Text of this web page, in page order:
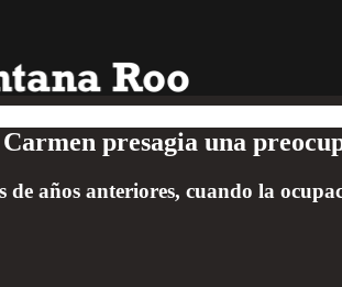
presagia una
años anteriores, cuando la